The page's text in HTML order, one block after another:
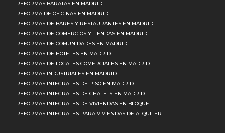
REFORMAS BARATAS EN MADRID
REFORMA DE OFICINAS EN MADRID
REFORMAS DE BARES Y RESTAURANTES EN MADRID
REFORMAS DE COMERCIOS Y TIENDAS EN MADRID
REFORMAS DE COMUNIDADES EN MADRID
REFORMAS DE HOTELES EN MADRID
REFORMAS DE LOCALES COMERCIALES EN MADRID
REFORMAS INDUSTRIALES EN MADRID
REFORMAS INTEGRALES DE PISO EN MADRID
REFORMAS INTEGRALES DE CHALETS EN MADRID
REFORMAS INTEGRALES DE VIVIENDAS EN BLOQUE
REFORMAS INTEGRALES PARA VIVIENDAS DE ALQUILER